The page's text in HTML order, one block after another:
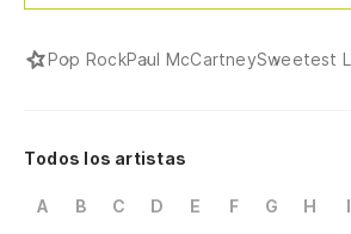
Pop RockPaul McCartneySweetest
Todos los artistas
A B C D E F G H I